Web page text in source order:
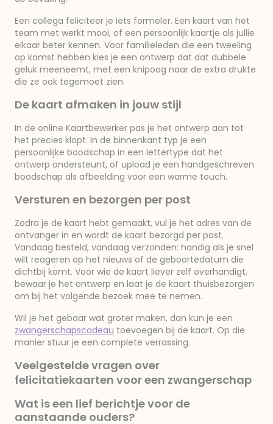
Een collega feliciteer je iets formeler. Een kaart van het
team met werkt mooi, of een persoonlijk kaartje als jullie
elkaar beter kennen. Voor familieleden die een tweeling
op komst hebben kies je een ontwerp dat dat dubbele
geluk meeneemt, met een knipoog naar de extra drukte
die ze ook tegemoet zien.
De kaart afmaken in jouw stijl
In de online Kaartbewerker pas je het ontwerp aan tot
het precies klopt. In de binnenkant typ je een
persoonlijke boodschap in een lettertype dat het
ontwerp ondersteunt, of upload je een handgeschreven
boodschap als afbeelding voor een warme touch.
Versturen en bezorgen per post
Zodra je de kaart hebt gemaakt, vul je het adres van de
ontvanger in en wordt de kaart bezorgd per post.
Vandaag besteld, vandaag verzonden: handig als je snel
wilt reageren op het nieuws of de geboortedatum die
dichtbij komt. Voor wie de kaart liever zelf overhandigt,
bewaar je het ontwerp en laat je de kaart thuisbezorgen
om bij het volgende bezoek mee te nemen.
Wil je het gebaar wat groter maken, dan kun je een
zwangerschapscadeau toevoegen bij de kaart. Op die
manier stuur je een complete verrassing.
Veelgestelde vragen over
felicitatiekaarten voor een zwangerschap
Wat is een lief berichtje voor de
aanstaande ouders?